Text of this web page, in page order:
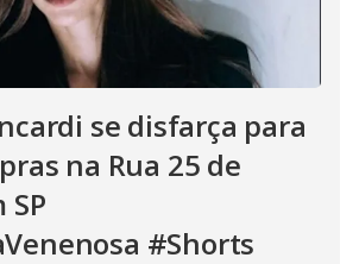
se disfarça para
na Rua 25 de
SP
#Shorts